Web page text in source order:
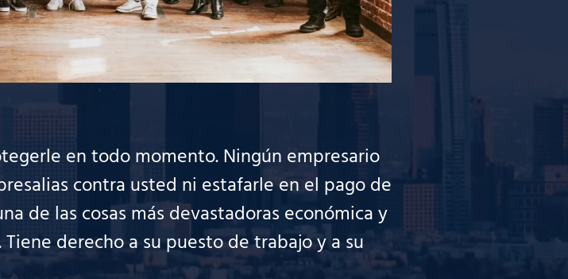
en todo momento. Ningún empresario
contra usted ni estafarle en el pago de
de las cosas más devastadoras económica y
derecho a su puesto de trabajo y a su